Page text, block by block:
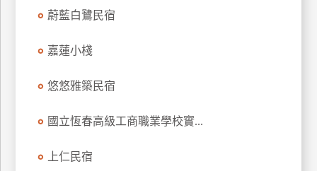
蔚藍白鷺民宿
嘉蓮小棧
悠悠雅築民宿
國立恆春高級工商職業學校實...
上仁民宿